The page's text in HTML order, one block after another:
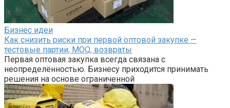
Бизнес идеи
Как снизить риски при первой оптовой закупке —
тестовые партии, MOQ, возвраты
Первая оптовая закупка всегда связана с
неопределённостью. Бизнесу приходится принимать
решения на основе ограниченной